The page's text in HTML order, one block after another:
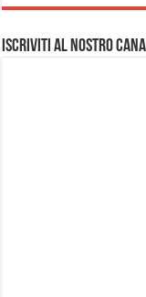
Iscriviti al nostro